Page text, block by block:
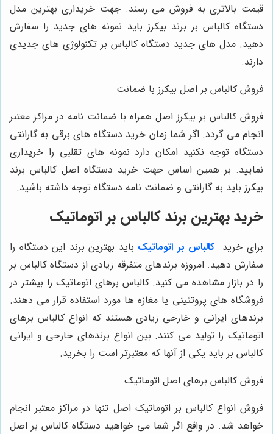
قیمت بالاتری به فروش می ‌رسند. جهت خریداری بهترین مدل
دستگاه کالباس بر برند بیکرز باید نمونه‌ های جدید را سفارش
دهید. مدل‌ های جدید دستگاه کالباس بر تکنولوژی‌ های جدیدی
دارند.
فروش کالباس بر اصل بیکرز با ضمانت
فروش کالباس بر بیکرز اصل همراه با ضمانت نامه در مراکز معتبر
انجام می‌ گردد. اگر شما زمان خرید دستگاه‌ های برقی به گارانتی
دستگاه توجه نکنید امکان دارد نمونه ‌های تقلبی را خریداری
نمایید. بر همین اساس جهت خرید دستگاه اصل کالباس برند
بیکرز باید به گارانتی و ضمانت ‌نامه دستگاه توجه داشته باشید.
خرید بهترین برند کالباس بر اتوماتیک
برای خرید کالباس بر اتوماتیک باید بهترین برند این دستگاه را
سفارش دهید. امروزه برندهای متفرقه زیادی از دستگاه کالباس بر
را در بازار مشاهده می ‌کنید. کالباس برهای اتوماتیک را بیشتر در
فروشگاه‌ های پروتئینی یا مغازه‌ ها مورد استفاده قرار می‌ دهند.
برندهای ایرانی و خارجی زیادی هستند که انواع کالباس برهای
اتوماتیک را تولید می ‌کنند. بین انواع برندهای خارجی و ایرانی
کالباس بر باید یکی از آنها که معتبرتر است را بخرید.
فروش کالباس برهای اصل اتوماتیک
فروش انواع کالباس بر اتوماتیک اصل تنها در مراکز معتبر انجام
خواهد شد. در واقع اگر شما می‌ خواهید دستگاه کالباس بر اصل